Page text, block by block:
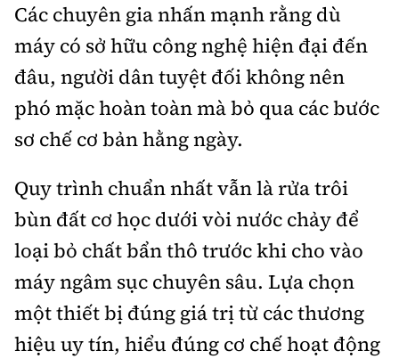
Các chuyên gia nhấn mạnh rằng dù
máy có sở hữu công nghệ hiện đại đến
đâu, người dân tuyệt đối không nên
phó mặc hoàn toàn mà bỏ qua các bước
sơ chế cơ bản hằng ngày.
Quy trình chuẩn nhất vẫn là rửa trôi
bùn đất cơ học dưới vòi nước chảy để
loại bỏ chất bẩn thô trước khi cho vào
máy ngâm sục chuyên sâu. Lựa chọn
một thiết bị đúng giá trị từ các thương
hiệu uy tín, hiểu đúng cơ chế hoạt động